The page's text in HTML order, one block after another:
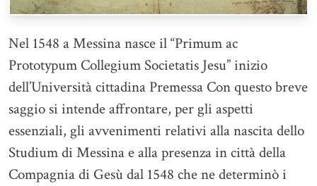
Nel 1548 a Messina nasce il “Primum ac
Prototypum Collegium Societatis Jesu” inizio
dell’Università cittadina Premessa Con questo breve
saggio si intende affrontare, per gli aspetti
essenziali, gli avvenimenti relativi alla nascita dello
Studium di Messina e alla presenza in città della
Compagnia di Gesù dal 1548 che ne determinò i